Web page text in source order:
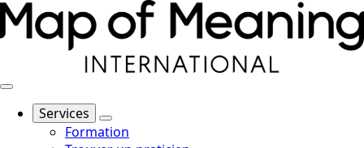
Services
Formation